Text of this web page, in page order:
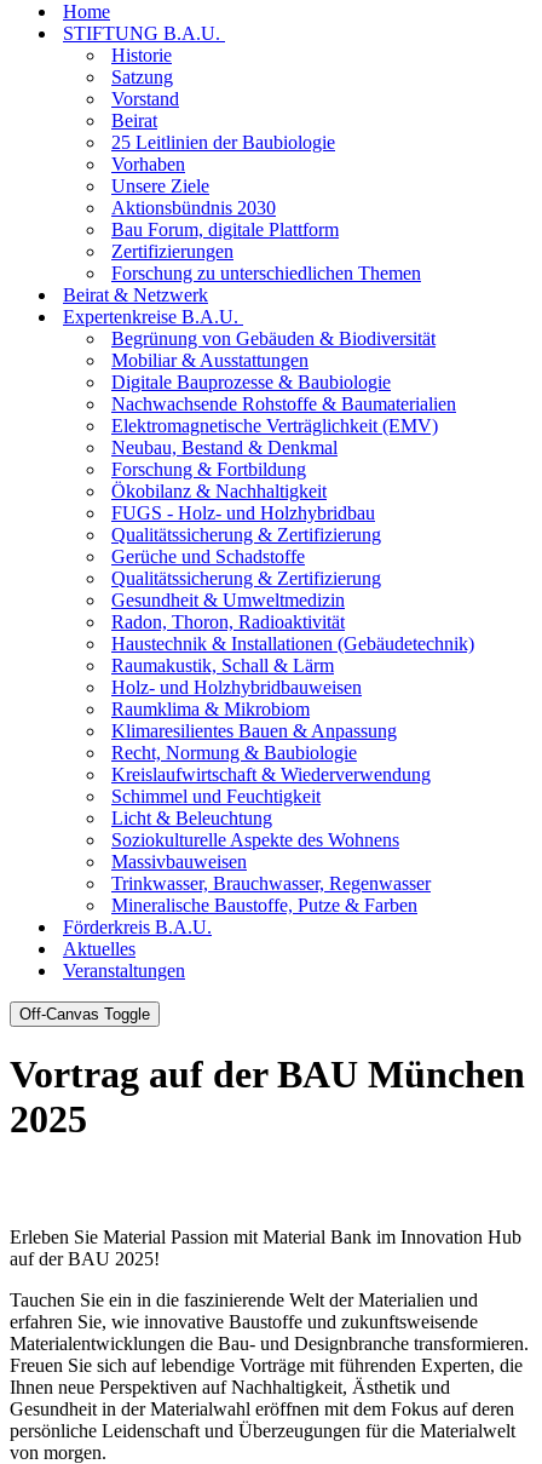
Home
STIFTUNG B.A.U.
Historie
Satzung
Vorstand
Beirat
25 Leitlinien der Baubiologie
Vorhaben
Unsere Ziele
Aktionsbündnis 2030
Bau Forum, digitale Plattform
Zertifizierungen
Forschung zu unterschiedlichen Themen
Beirat & Netzwerk
Expertenkreise B.A.U.
Begrünung von Gebäuden & Biodiversität
Mobiliar & Ausstattungen
Digitale Bauprozesse & Baubiologie
Nachwachsende Rohstoffe & Baumaterialien
Elektromagnetische Verträglichkeit (EMV)
Neubau, Bestand & Denkmal
Forschung & Fortbildung
Ökobilanz & Nachhaltigkeit
FUGS - Holz- und Holzhybridbau
Qualitätssicherung & Zertifizierung
Gerüche und Schadstoffe
Qualitätssicherung & Zertifizierung
Gesundheit & Umweltmedizin
Radon, Thoron, Radioaktivität
Haustechnik & Installationen (Gebäudetechnik)
Raumakustik, Schall & Lärm
Holz- und Holzhybridbauweisen
Raumklima & Mikrobiom
Klimaresilientes Bauen & Anpassung
Recht, Normung & Baubiologie
Kreislaufwirtschaft & Wiederverwendung
Schimmel und Feuchtigkeit
Licht & Beleuchtung
Soziokulturelle Aspekte des Wohnens
Massivbauweisen
Trinkwasser, Brauchwasser, Regenwasser
Mineralische Baustoffe, Putze & Farben
Förderkreis B.A.U.
Aktuelles
Veranstaltungen
Off-Canvas Toggle
Vortrag auf der BAU München
2025
Erleben Sie Material Passion mit Material Bank im Innovation Hub
auf der BAU 2025!
Tauchen Sie ein in die faszinierende Welt der Materialien und
erfahren Sie, wie innovative Baustoffe und zukunftsweisende
Materialentwicklungen die Bau- und Designbranche transformieren.
Freuen Sie sich auf lebendige Vorträge mit führenden Experten, die
Ihnen neue Perspektiven auf Nachhaltigkeit, Ästhetik und
Gesundheit in der Materialwahl eröffnen mit dem Fokus auf deren
persönliche Leidenschaft und Überzeugungen für die Materialwelt
von morgen.